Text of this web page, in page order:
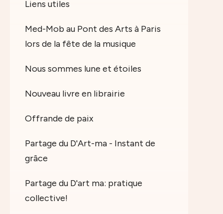
Liens utiles
Med-Mob au Pont des Arts à Paris
lors de la fête de la musique
Nous sommes lune et étoiles
Nouveau livre en librairie
Offrande de paix
Partage du D'Art-ma - Instant de
grâce
Partage du D'art ma: pratique
collective!